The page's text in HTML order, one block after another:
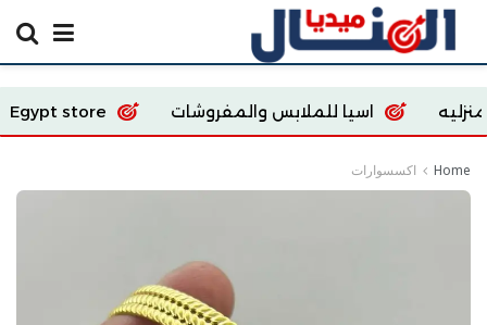
اسيا للملابس والمفروشات Ecoway Egypt store
Home اكسسوارات